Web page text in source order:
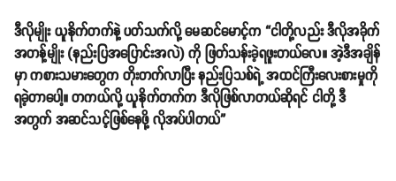
ဒီလိုမျိုး ယူနိုက်တက်နဲ့ ပတ်သက်လို့ မေဆင်မောင့်က “ငါတို့လည်း ဒီလိုအခိုက်
အတန့်မျိုး (နည်းပြအပြောင်းအလဲ) ကို ဖြတ်သန်းခဲ့ရဖူးတယ်လေ။ အဲ့ဒီအချိန်
မှာ ကစားသမားတွေက တိုးတက်လာပြီး နည်းပြသစ်ရဲ့ အထင်ကြီးလေးစားမှုကို
ရခဲ့တာပေါ့။ တကယ်လို့ ယူနိုက်တက်က ဒီလိုဖြစ်လာတယ်ဆိုရင် ငါတို့ ဒီ
အတွက် အဆင်သင့်ဖြစ်နေဖို့ လိုအပ်ပါတယ်”